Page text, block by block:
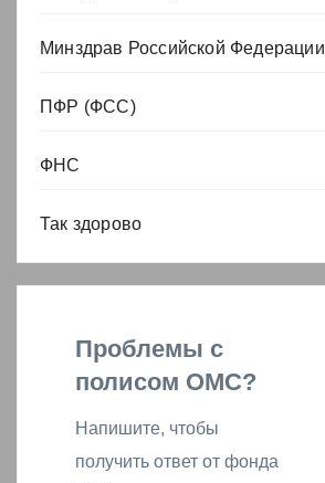
Минздрав Российской Федерации
ПФР (ФСС)
ФНС
Так здорово
Проблемы с
полисом ОМС?
Напишите, чтобы
получить ответ от фонда